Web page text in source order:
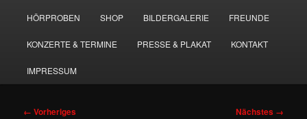
HÖRPROBEN SHOP BILDERGALERIE FREUNDE
KONZERTE & TERMINE PRESSE & PLAKAT KONTAKT
IMPRESSUM
Bilder-
← Vorheriges Nächstes →